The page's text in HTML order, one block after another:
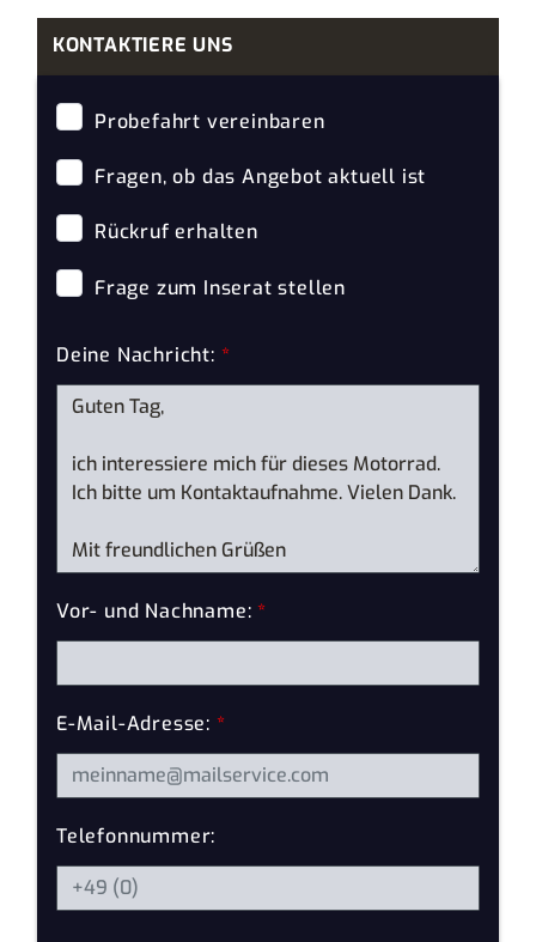
KONTAKTIERE UNS
Probefahrt vereinbaren
Fragen, ob das Angebot aktuell ist
Rückruf erhalten
Frage zum Inserat stellen
Deine Nachricht: *
Vor- und Nachname:*
E-Mail-Adresse: *
Telefonnummer: